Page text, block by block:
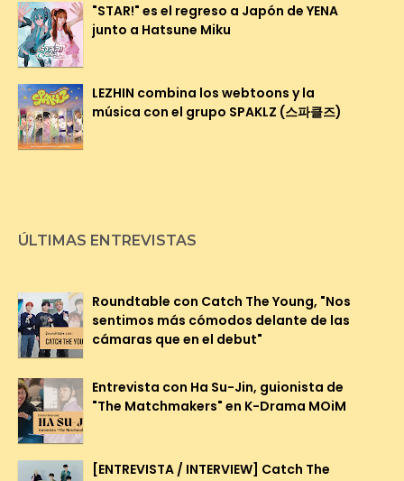
"STAR!" es el regreso a Japón de YENA
junto a Hatsune Miku
LEZHIN combina los webtoons y la
música con el grupo SPAKLZ (스파클즈)
ÚLTIMAS ENTREVISTAS
Roundtable con Catch The Young, "Nos
sentimos más cómodos delante de las
cámaras que en el debut"
Entrevista con Ha Su-Jin, guionista de
"The Matchmakers" en K-Drama MOiM
[ENTREVISTA / INTERVIEW] Catch The